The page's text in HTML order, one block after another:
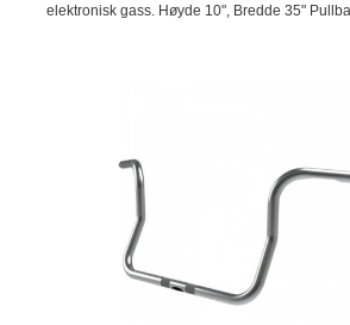
elektronisk gass. Høyde 10", Bredde 35"